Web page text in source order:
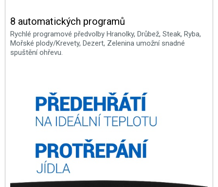
8 automatických programů
Rychlé programové předvolby Hranolky, Drůbež, Steak, Ryba,
Mořské plody/Krevety, Dezert, Zelenina umožní snadné
spuštění ohřevu.